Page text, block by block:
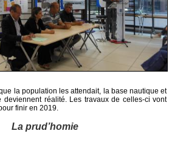
la population les attendait, la base nautique et
deviennent réalité. Les travaux de celles-ci vont
finir en 2019.
La prud’homie